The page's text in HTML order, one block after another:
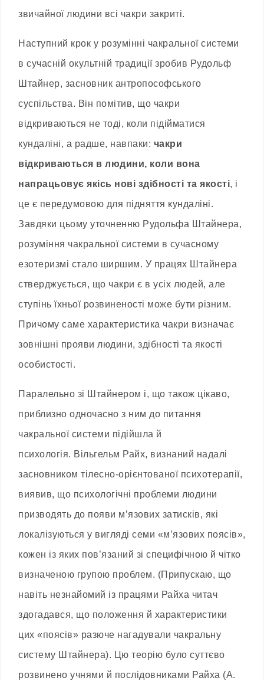
звичайної людини всі чакри закриті.
Наступний крок у розумінні чакральної системи
в сучасній окультній традиції зробив Рудольф
Штайнер, засновник антропософського
суспільства. Він помітив, що чакри
відкриваються не тоді, коли підійматися
кундаліні, а радше, навпаки: чакри
відкриваються в людини, коли вона
напрацьовує якісь нові здібності та якості, і
це є передумовою для підняття кундаліні.
Завдяки цьому уточненню Рудольфа Штайнера,
розуміння чакральної системи в сучасному
езотеризмі стало ширшим. У працях Штайнера
стверджується, що чакри є в усіх людей, але
ступінь їхньої розвиненості може бути різним.
Причому саме характеристика чакри визначає
зовнішні прояви людини, здібності та якості
особистості.
Паралельно зі Штайнером і, що також цікаво,
приблизно одночасно з ним до питання
чакральної системи підійшла й
психологія. Вільгельм Райх, визнаний надалі
засновником тілесно-орієнтованої психотерапії,
виявив, що психологічні проблеми людини
призводять до появи м’язових затисків, які
локалізуються у вигляді семи «м’язових поясів»,
кожен із яких пов’язаний зі специфічною й чітко
визначеною групою проблем. (Припускаю, що
навіть незнайомий із працями Райха читач
здогадався, що положення й характеристики
цих «поясів» разюче нагадували чакральну
систему Штайнера). Цю теорію було суттєво
розвинено учнями й послідовниками Райха (А.